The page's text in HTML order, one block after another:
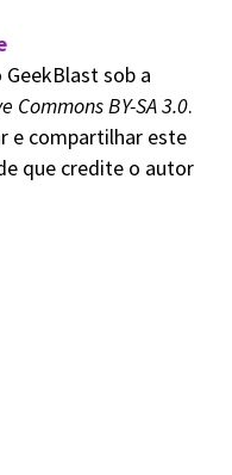
GeekBlast sob a
Commons BY-SA 3.0.
e compartilhar este
que credite o autor